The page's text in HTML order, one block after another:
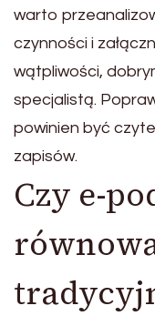
warto
czynności i
wątpliwości,
specjalistą.
powinien być
zapisów.
Czy e-